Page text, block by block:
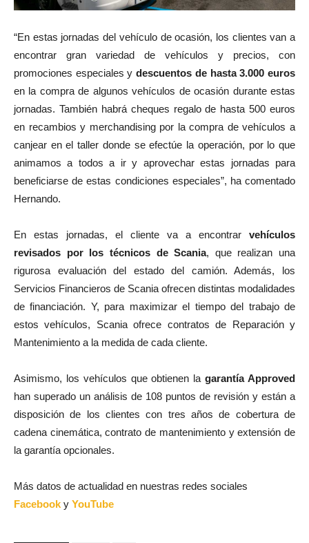
“En estas jornadas del vehículo de ocasión, los clientes van a
encontrar gran variedad de vehículos y precios, con
promociones especiales ydescuentos de hasta 3.000 euros
en la compra de algunos vehículos de ocasión durante estas
jornadas. También habrá cheques regalo de hasta 500 euros
en recambios y merchandising por la compra de vehículos a
canjear en el taller donde se efectúe la operación, por lo que
animamos a todos a ir y aprovechar estas jornadas para
beneficiarse de estas condiciones especiales”, ha comentado
Hernando.
En estas jornadas, el cliente va a encontrar vehículos
revisados por los técnicos de Scania, que realizan una
rigurosa evaluación del estado del camión. Además, los
Servicios Financieros de Scania ofrecen distintas modalidades
de financiación. Y, para maximizar el tiempo del trabajo de
estos vehículos, Scania ofrece contratos de Reparación y
Mantenimiento a la medida de cada cliente.
Asimismo, los vehículos que obtienen lagarantía Approved
han superado un análisis de 108 puntos de revisión y están a
disposición de los clientes con tres años de cobertura de
cadena cinemática, contrato de mantenimiento y extensión de
la garantía opcionales.
Más datos de actualidad en nuestras redes sociales
Facebook y YouTube